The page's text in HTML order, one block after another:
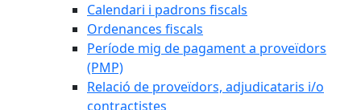
Calendari i padrons fiscals
Ordenances fiscals
Període mig de pagament a proveïdors
(PMP)
Relació de proveïdors, adjudicataris i/o
contractistes